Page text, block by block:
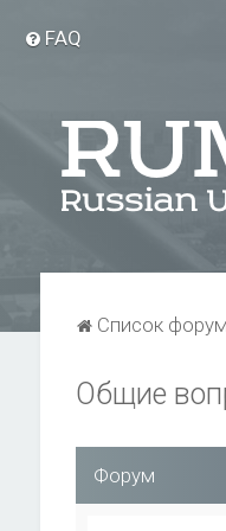
FAQ
Список
Общие
Форум